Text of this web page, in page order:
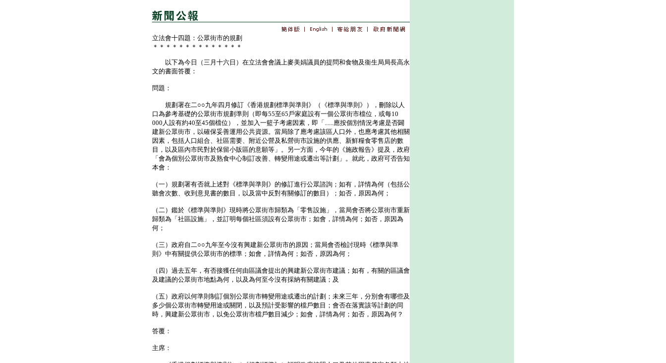
立法會十四題：公眾街市的規劃
＊＊＊＊＊＊＊＊＊＊＊＊＊＊
以下為今日（三月十六日）在立法會會議上麥美娟議員的提問和食物及衞生局局長高永
文的書面答覆：
問題：
規劃署在二○○九年四月修訂《香港規劃標準與準則》（《標準與準則》），刪除以人
口為參考基礎的公眾街市規劃準則（即每55至65戶家庭設有一個公眾街市檔位，或每10
000人設有約40至45個檔位），並加入一籃子考慮因素，即「......應按個別情況考慮是否闢
建新公眾街市，以確保妥善運用公共資源。當局除了應考慮該區人口外，也應考慮其他相關
因素，包括人口組合、社區需要、附近公營及私營街市設施的供應、新鮮糧食零售店的數
目，以及區內市民對於保留小販區的意願等」。另一方面，今年的《施政報告》提及，政府
「會為個別公眾街市及熟食中心制訂改善、轉變用途或遷出等計劃」。就此，政府可否告知
本會：
（一）規劃署有否就上述對《標準與準則》的修訂進行公眾諮詢；如有，詳情為何（包括公
聽會次數、收到意見書的數目，以及當中反對有關修訂的數目）；如否，原因為何；
（二）鑑於《標準與準則》現時將公眾街市歸類為「零售設施」，當局會否將公眾街市重新
歸類為「社區設施」，並訂明每個社區須設有公眾街市；如會，詳情為何；如否，原因為
何；
（三）政府自二○○九年至今沒有興建新公眾街市的原因；當局會否檢討現時《標準與準
則》中有關提供公眾街市的標準；如會，詳情為何；如否，原因為何；
（四）過去五年，有否接獲任何由區議會提出的興建新公眾街市建議；如有，有關的區議會
及建議的公眾街市地點為何，以及為何至今沒有採納有關建議；及
（五）政府以何準則制訂個別公眾街市轉變用途或遷出的計劃；未來三年，分別會有哪些及
多少個公眾街市轉變用途或關閉，以及預計受影響的檔戶數目；會否在落實該等計劃的同
時，興建新公眾街市，以免公眾街市檔戶數目減少；如會，詳情為何；如否，原因為何？
答覆：
主席：